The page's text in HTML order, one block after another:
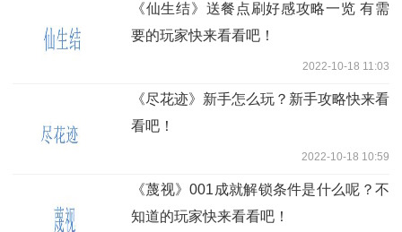
《仙生结》送餐点刷好感攻略一览 有需
要的玩家快来看看吧！
2022-10-18 11:03
《尽花迹》新手怎么玩？新手攻略快来看
看吧！
2022-10-18 10:59
《蔑视》001成就解锁条件是什么呢？不
知道的玩家快来看看吧！